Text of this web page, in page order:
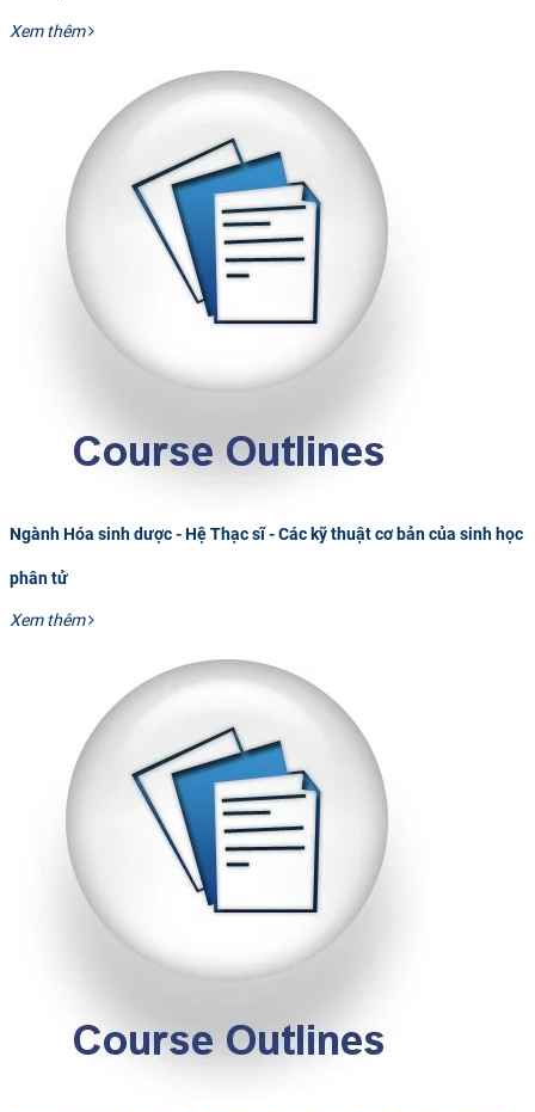
Xem thêm
Ngành Hóa sinh dược - Hệ Thạc sĩ - Các kỹ thuật cơ bản của sinh học
phân tử
Xem thêm